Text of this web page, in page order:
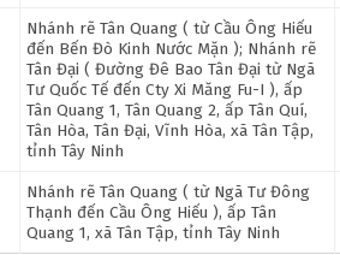
Nhánh rẽ Tân Quang ( từ Cầu Ông Hiếu
đến Bến Đò Kinh Nước Mặn ); Nhánh rẽ
Tân Đại ( Đường Đê Bao Tân Đại từ Ngã
Tư Quốc Tế đến Cty Xi Măng Fu-I ), ấp
Tân Quang 1, Tân Quang 2, ấp Tân Quí,
Tân Hòa, Tân Đại, Vĩnh Hòa, xã Tân Tập,
tỉnh Tây Ninh
Nhánh rẽ Tân Quang ( từ Ngã Tư Đông
Thạnh đến Cầu Ông Hiếu ), ấp Tân
Quang 1, xã Tân Tập, tỉnh Tây Ninh